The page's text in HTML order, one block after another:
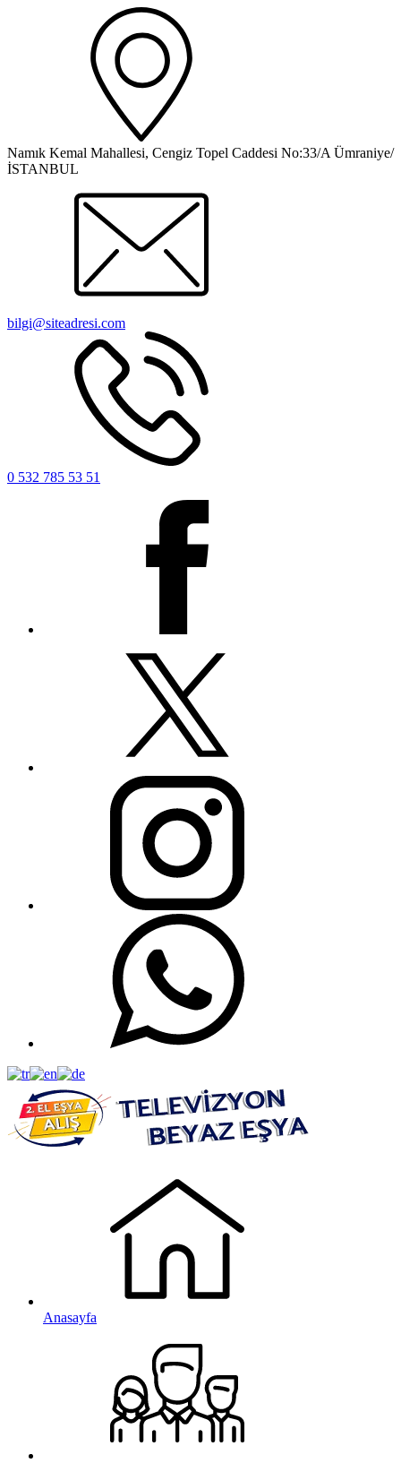
Namık Kemal Mahallesi, Cengiz Topel Caddesi No:33/A Ümraniye/
İSTANBUL
bilgi@siteadresi.com
0 532 785 53 51
Anasayfa